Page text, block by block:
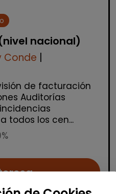
nacional)
Conde |
de facturación
Auditorías
todos los cen...